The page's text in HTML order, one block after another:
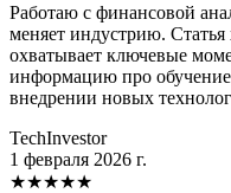
Работаю с финансовой
меняет индустрию.
охватывает ключевые
информацию про
внедрении новых
TechInvestor
1 февраля 2026 г.
★★★★★